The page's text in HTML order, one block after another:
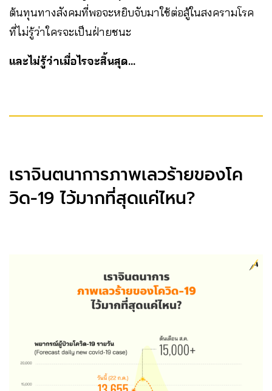
ต้นทุนทางสังคมที่พอจะหยิบจับมาใช้ต่อสู้ในสงครามโรค
ที่ไม่รู้ว่าใครจะเป็นฝ่ายชนะ
และไม่รู้ว่าเมื่อไรจะสิ้นสุด…
เราจินตนาการภาพเลวร้ายของโค
วิด-19 ไว้มากที่สุดแค่ไหน?